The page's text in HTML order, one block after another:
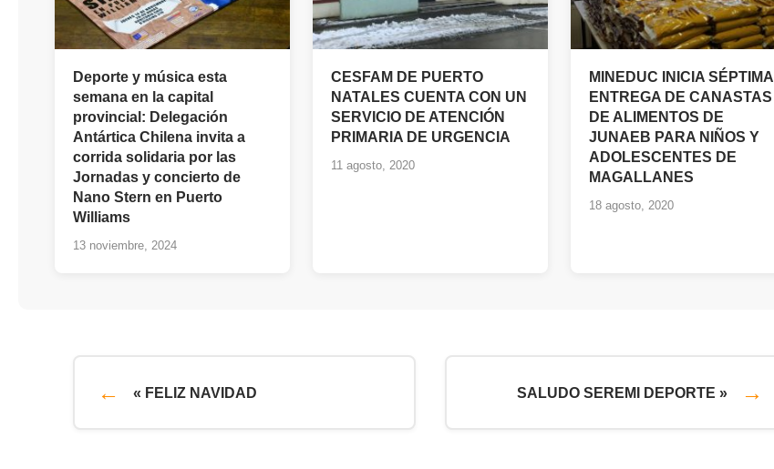
Deporte y música esta
semana en la capital
provincial: Delegación
Antártica Chilena invita a
corrida solidaria por las
Jornadas y concierto de
Nano Stern en Puerto
Williams
13 noviembre, 2024
CESFAM DE PUERTO
NATALES CUENTA CON UN
SERVICIO DE ATENCIÓN
PRIMARIA DE URGENCIA
11 agosto, 2020
MINEDUC INICIA SÉPTIMA
ENTREGA DE CANASTAS
DE ALIMENTOS DE
JUNAEB PARA NIÑOS Y
ADOLESCENTES DE
MAGALLANES
18 agosto, 2020
« FELIZ NAVIDAD SALUDO SEREMI DEPORTE »